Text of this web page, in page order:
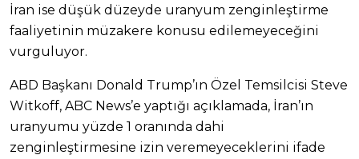
İran ise düşük düzeyde uranyum zenginleştirme
faaliyetinin müzakere konusu edilemeyeceğini
vurguluyor.
ABD Başkanı Donald Trump’ın Özel Temsilcisi Steve
Witkoff, ABC News’e yaptığı açıklamada, İran’ın
uranyumu yüzde 1 oranında dahi
zenginleştirmesine izin veremeyeceklerini ifade